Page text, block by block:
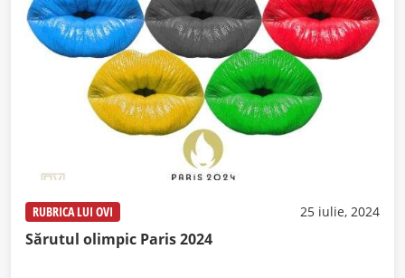
RUBRICA LUI OVI 25 iulie, 2024
Sărutul olimpic Paris 2024